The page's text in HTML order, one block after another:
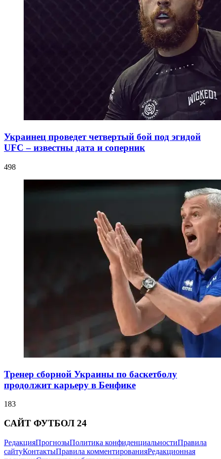
Украинец проведет четвертый бой под эгидой
UFC – известны дата и соперник
498
Тренер сборной Украины по баскетболу
продолжит карьеру в Бенфике
183
САЙТ ФУТБОЛ 24
РедакцияПрогнозыПолитика конфиденциальностиПравила
сайтуКонтактыПравила комментированияРедакционная